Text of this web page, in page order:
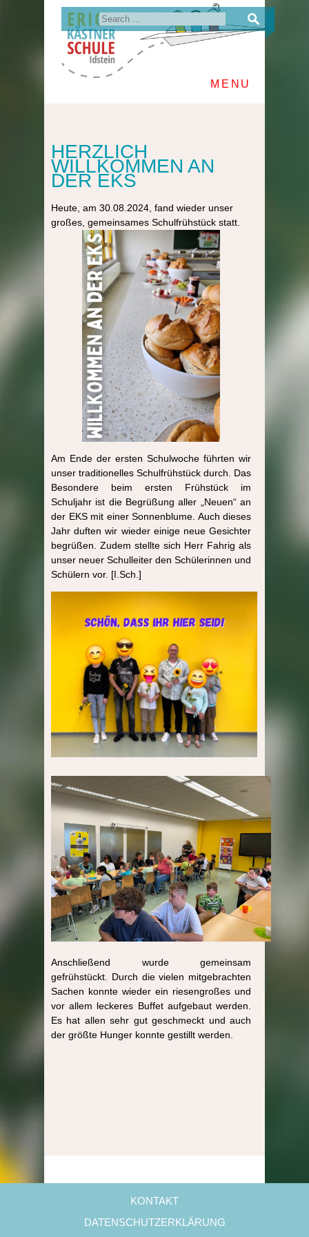
MENU
HERZLICH
WILLKOMMEN AN
DER EKS
Heute, am 30.08.2024, fand wieder unser
großes, gemeinsames Schulfrühstück statt.
Am Ende der ersten Schulwoche führten wir
unser traditionelles Schulfrühstück durch. Das
Besondere beim ersten Frühstück im
Schuljahr ist die Begrüßung aller „Neuen“ an
der EKS mit einer Sonnenblume. Auch dieses
Jahr duften wir wieder einige neue Gesichter
begrüßen. Zudem stellte sich Herr Fahrig als
unser neuer Schulleiter den Schülerinnen und
Schülern vor. [I.Sch.]
Anschließend wurde gemeinsam
gefrühstückt. Durch die vielen mitgebrachten
Sachen konnte wieder ein riesengroßes und
vor allem leckeres Buffet aufgebaut werden.
Es hat allen sehr gut geschmeckt und auch
der größte Hunger konnte gestillt werden.
KONTAKT
DATENSCHUTZERKLÄRUNG